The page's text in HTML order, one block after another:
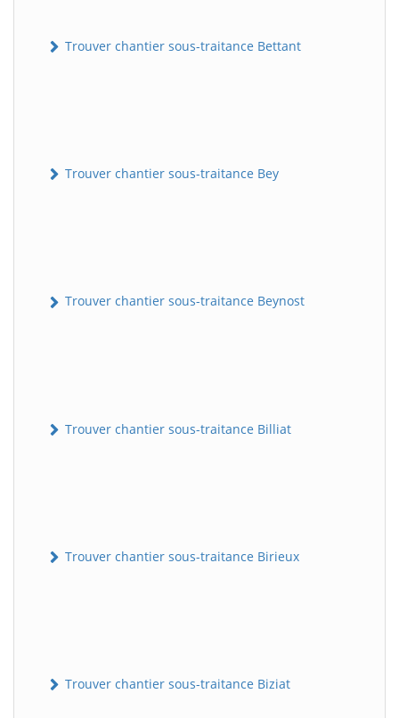
Trouver chantier sous-traitance Bettant
Trouver chantier sous-traitance Bey
Trouver chantier sous-traitance Beynost
Trouver chantier sous-traitance Billiat
Trouver chantier sous-traitance Birieux
Trouver chantier sous-traitance Biziat